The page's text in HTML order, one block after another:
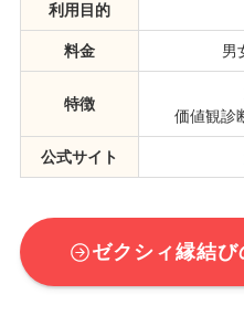
利用目的
料金 男
特徴
価値観診
公式サイト
ゼクシィ縁結